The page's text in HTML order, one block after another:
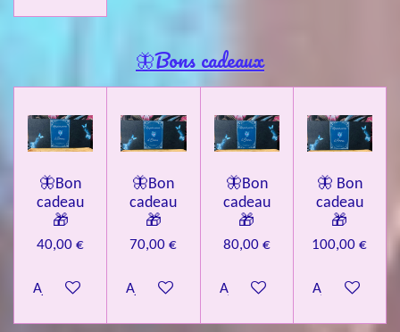
🦋Bons cadeaux
🦋Bon
cadeau
🎁
40,00 €
Ajouter au panier
🦋Bon
cadeau
🎁
70,00 €
Ajouter au panier
🦋Bon
cadeau
🎁
80,00 €
Ajouter au panier
🦋 Bon
cadeau
🎁
100,00 €
Ajouter au